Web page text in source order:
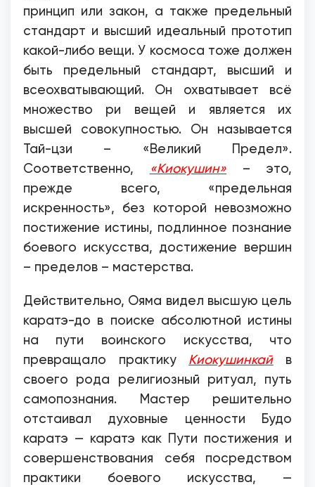
принцип или закон, а также предельный
стандарт и высший идеальный прототип
какой-либо вещи. У космоса тоже должен
быть предельный стандарт, высший и
всеохватывающий. Он охватывает всё
множество ри вещей и является их
высшей совокупностью. Он называется
Тай-цзи – «Великий Предел».
Соответственно, «Киокушин»– это,
прежде всего, «предельная
искренность», без которой невозможно
постижение истины, подлинное познание
боевого искусства, достижение вершин
– пределов – мастерства.
Действительно, Ояма видел высшую цель
каратэ-до в поиске абсолютной истины
на пути воинского искусства, что
превращало практику Киокушинкайв
своего рода религиозный ритуал, путь
самопознания. Мастер решительно
отстаивал духовные ценности Будо
каратэ — каратэ как Пути постижения и
совершенствования себя посредством
практики боевого искусства, —